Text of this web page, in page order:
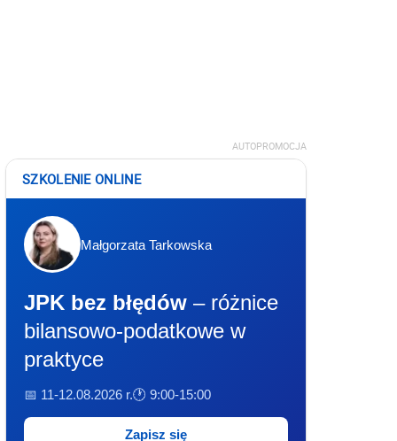
AUTOPROMOCJA
SZKOLENIE ONLINE
Małgorzata Tarkowska
JPK bez błędów – różnice
bilansowo-podatkowe w
praktyce
📅 11-12.08.2026 r.🕐 9:00-15:00
Zapisz się